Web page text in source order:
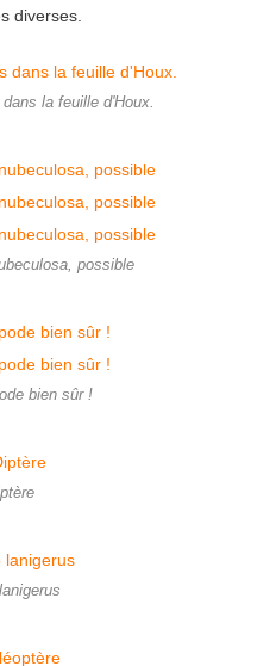
diverses.
la feuille d'Houx.
possible
bien sûr !